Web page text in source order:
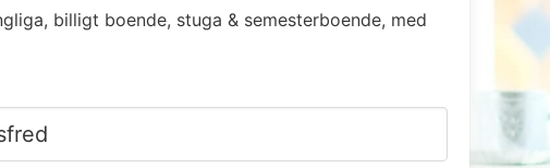
billigt boende, stuga & semesterboende, med